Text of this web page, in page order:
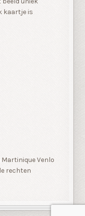
kaartje is
Venlo
rechten